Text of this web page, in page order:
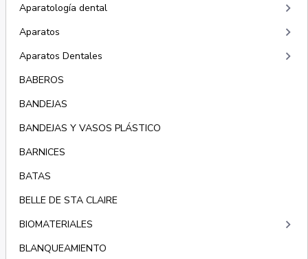
Aparatología dental keyboard_arrow_right
Aparatos keyboard_arrow_right
Aparatos Dentales keyboard_arrow_right
BABEROS
BANDEJAS
BANDEJAS Y VASOS PLÁSTICO
BARNICES
BATAS
BELLE DE STA CLAIRE
BIOMATERIALES
keyboard_arrow_right
BLANQUEAMIENTO